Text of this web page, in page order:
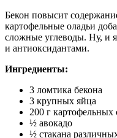
Бекон повысит
картофельные оладьи
сложные углеводы. Ну, и
и антиоксидантами.
Ингредиенты:
3 ломтика бекона
3 крупных яйца
200 г картофельных
½ авокадо
½ стакана